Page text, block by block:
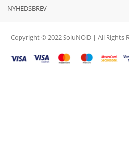
NYHEDSBREV
Copyright © 2022 SoluNOiD | All Rights